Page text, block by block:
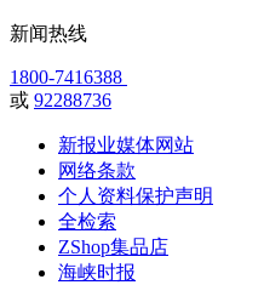
新闻热线
1800-7416388
或 92288736
新报业媒体网站
网络条款
个人资料保护声明
全检索
ZShop集品店
海峡时报